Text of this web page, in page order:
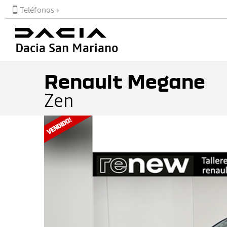
Teléfonos
Dacia San Mariano
Renault Megane
Zen